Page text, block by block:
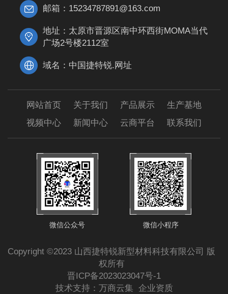
邮箱：15234787891@163.com
地址：太原市晋源区南中环西街MOMA当代
广场2号楼2112室
域名：中国捷特锐.网址
网站首页 关于我们 产品展示
生产基地
视频中心
新闻中心 云商平台 联系我们
微信公众号 微信小程序
Copyright ©2023 山西捷特锐新型材料科技有限公司 版
权所有
晋ICP备2023023047号-1
技术支持： 万商云集 企业资质